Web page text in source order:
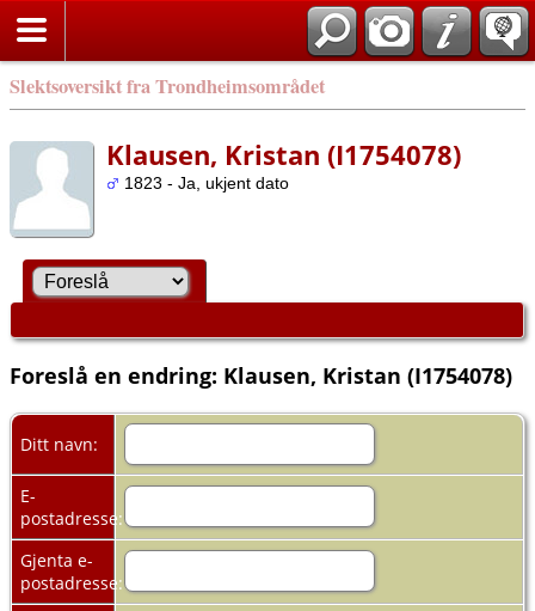
Slektsoversikt fra Trondheimsområdet
Klausen, Kristan (I1754078)
1823 - Ja, ukjent dato
Foreslå en endring: Klausen, Kristan (I1754078)
Ditt navn:
E-
postadresse:
Gjenta e-
postadresse: